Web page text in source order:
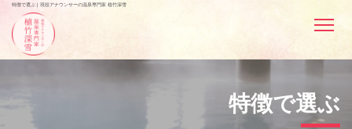
特徴で選ぶ | 現役アナウンサーの温泉専門家 植竹深雪
特徴で選ぶ